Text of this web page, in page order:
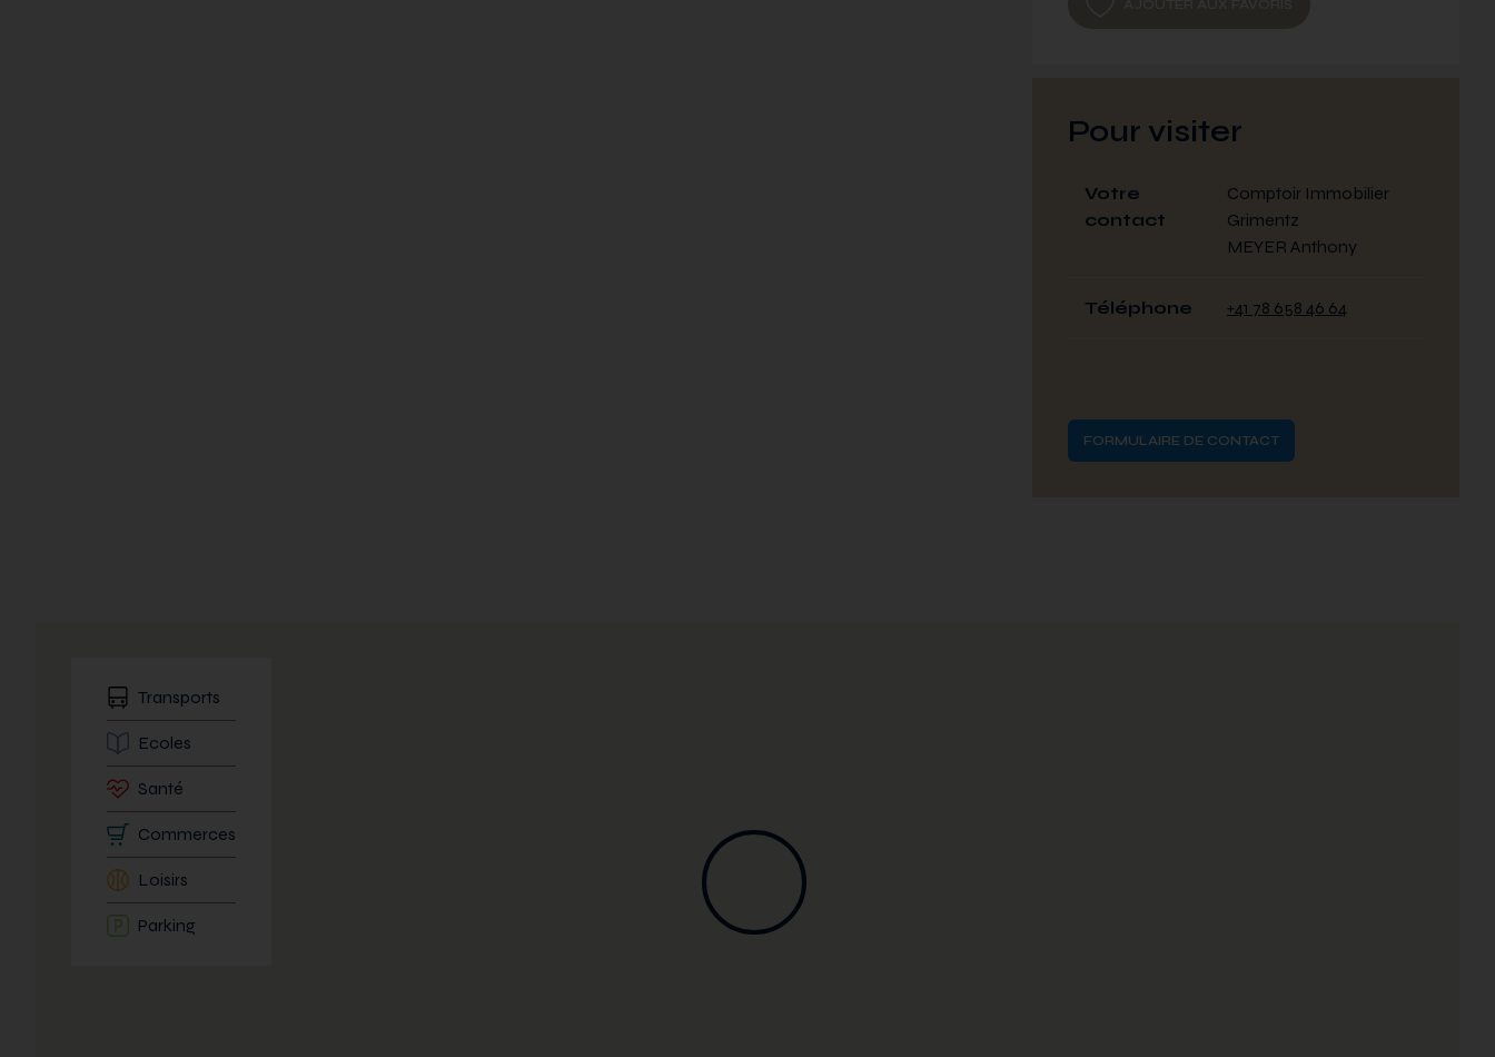
Pour visiter
Votre
contact
Comptoir Immobilier
Grimentz
MEYER Anthony
Téléphone +41 78 658 46 64
FORMULAIRE DE CONTACT
Transports
Ecoles
Santé
Commerces
Loisirs
Parking